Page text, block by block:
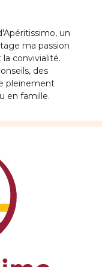
un
ma passion
convivialité.
des
pleinement
en famille.